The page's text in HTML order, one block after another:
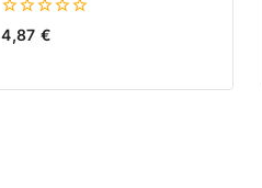
0
z
4,87 €